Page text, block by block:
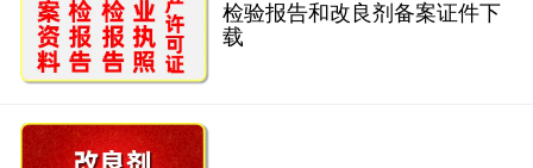
检验报告和改良剂备案证件下
载